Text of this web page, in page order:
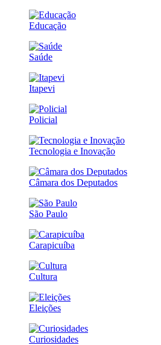
Educação
Saúde
Itapevi
Policial
Tecnologia e Inovação
Câmara dos Deputados
São Paulo
Carapicuíba
Cultura
Eleições
Curiosidades